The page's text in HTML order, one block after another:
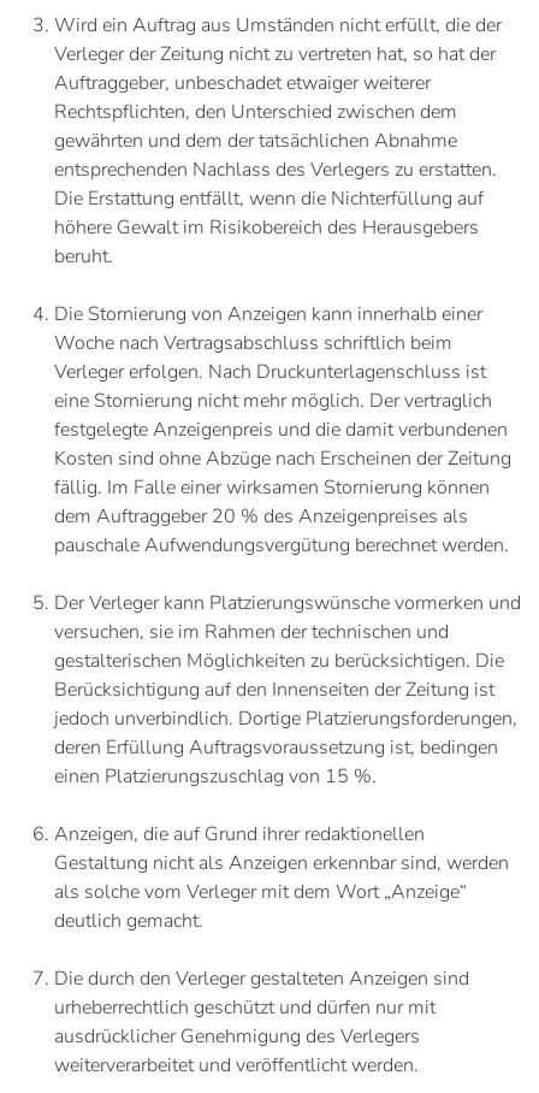
Wird ein Auftrag aus Umständen nicht erfüllt, die der
Verleger der Zeitung nicht zu vertreten hat, so hat der
Auftraggeber, unbeschadet etwaiger weiterer
Rechtspflichten, den Unterschied zwischen dem
gewährten und dem der tatsächlichen Abnahme
entsprechenden Nachlass des Verlegers zu erstatten.
Die Erstattung entfällt, wenn die Nichterfüllung auf
höhere Gewalt im Risikobereich des Herausgebers
beruht.
Die Stornierung von Anzeigen kann innerhalb einer
Woche nach Vertragsabschluss schriftlich beim
Verleger erfolgen. Nach Druckunterlagenschluss ist
eine Stornierung nicht mehr möglich. Der vertraglich
festgelegte Anzeigenpreis und die damit verbundenen
Kosten sind ohne Abzüge nach Erscheinen der Zeitung
fällig. Im Falle einer wirksamen Stornierung können
dem Auftraggeber 20 % des Anzeigenpreises als
pauschale Aufwendungsvergütung berechnet werden.
Der Verleger kann Platzierungswünsche vormerken und
versuchen, sie im Rahmen der technischen und
gestalterischen Möglichkeiten zu berücksichtigen. Die
Berücksichtigung auf den Innenseiten der Zeitung ist
jedoch unverbindlich. Dortige Platzierungsforderungen,
deren Erfüllung Auftragsvoraussetzung ist, bedingen
einen Platzierungszuschlag von 15 %.
Anzeigen, die auf Grund ihrer redaktionellen
Gestaltung nicht als Anzeigen erkennbar sind, werden
als solche vom Verleger mit dem Wort „Anzeige“
deutlich gemacht.
Die durch den Verleger gestalteten Anzeigen sind
urheberrechtlich geschützt und dürfen nur mit
ausdrücklicher Genehmigung des Verlegers
weiterverarbeitet und veröffentlicht werden.